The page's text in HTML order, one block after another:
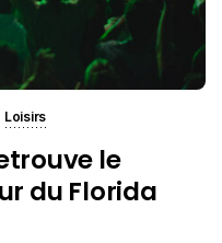
Loisirs
le
du Florida